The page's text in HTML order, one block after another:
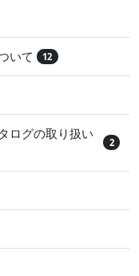
いて 12
ログの取り扱い
2